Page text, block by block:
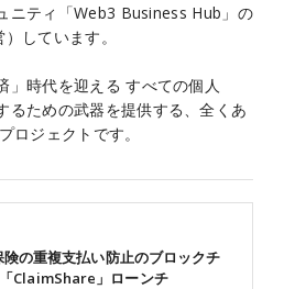
ニティ「Web3 Business Hub」の
しています。
」時代を迎える すべての個人
るための武器を提供する、全くあ
ロジェクトです。
の重複支払い防止のブロックチ
ClaimShare」ローンチ